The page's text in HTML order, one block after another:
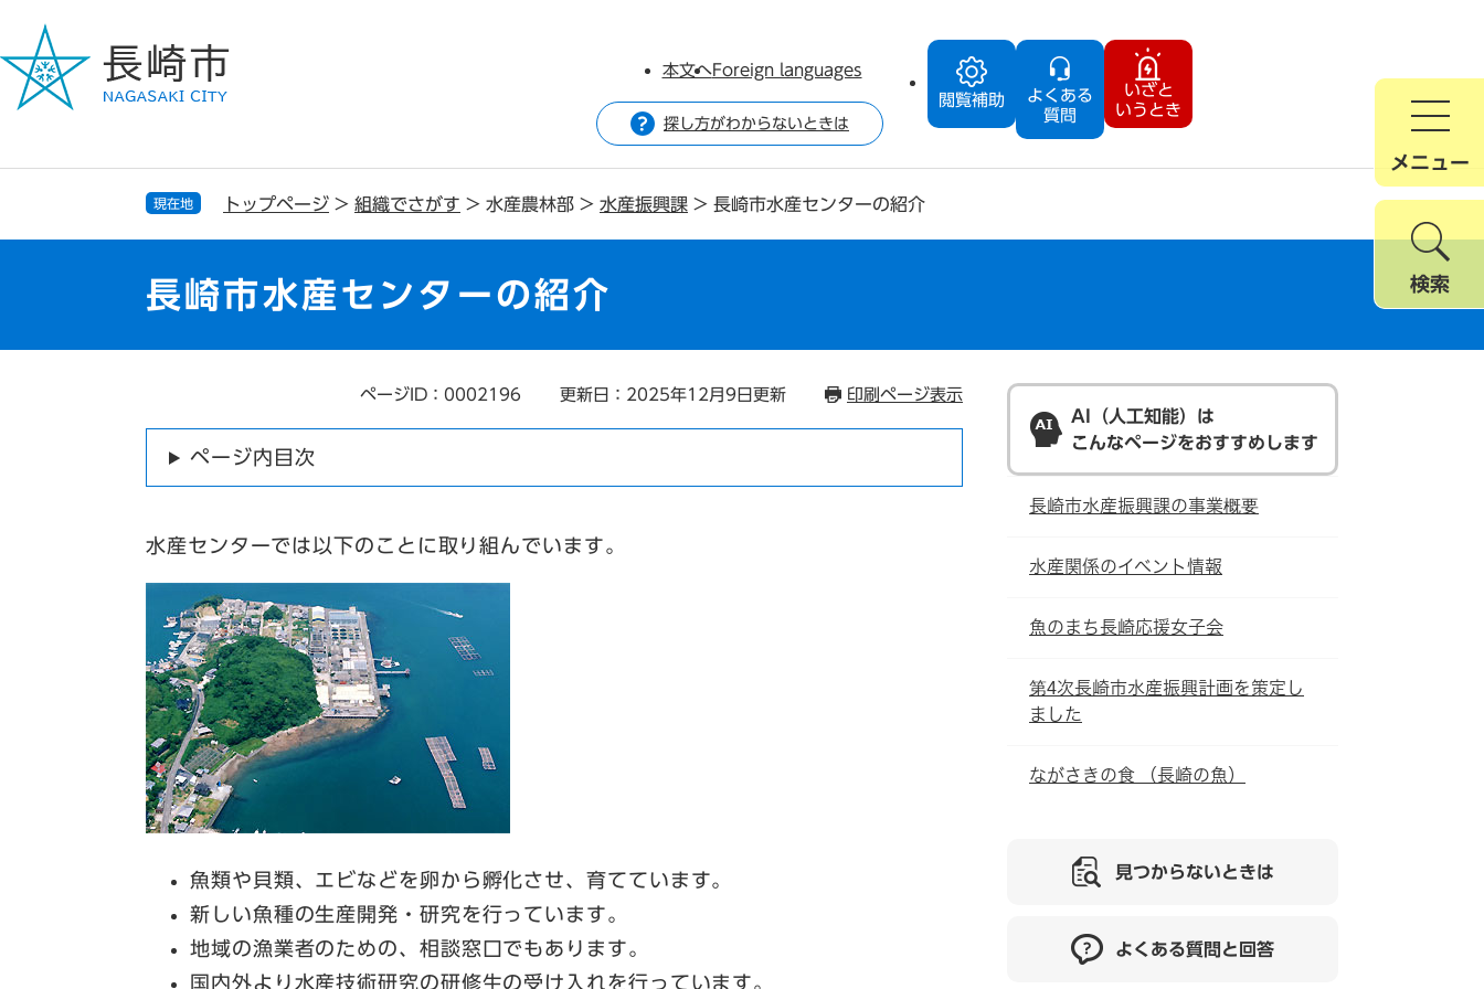
ジ
で
ュ
ば
閲覧補助
よくある
質問
いざと
いうとき
本文へForeign languages
探し方がわからないときは
メニュー
検索
現在地 トップページ > 組織でさがす > 水産農林部 > 水産振興課 > 長崎市水産センターの紹介
長崎市水産センターの紹介
ページID：0002196 更新日：2025年12月9日更新 印刷ページ表示
ページ内目次
水産センターでは以下のことに取り組んでいます。
魚類や貝類、エビなどを卵から孵化させ、育てています。
新しい魚種の生産開発・研究を行っています。
地域の漁業者のための、相談窓口でもあります。
国内外より水産技術研究の研修生の受け入れを行っています。
AI（人工知能）は
こんなページをおすすめします
長崎市水産振興課の事業概要
水産関係のイベント情報
魚のまち長崎応援女子会
第4次長崎市水産振興計画を策定し
ました
ながさきの食 （長崎の魚）
見つからないときは
よくある質問と回答